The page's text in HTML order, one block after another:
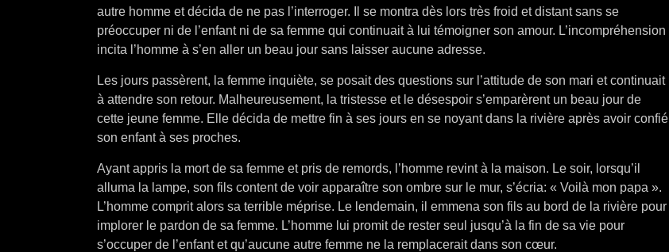
autre homme et décida de ne pas l’interroger. Il se montra dès lors très froid et distant sans se
préoccuper ni de l’enfant ni de sa femme qui continuait à lui témoigner son amour. L’incompréhension
incita l’homme à s’en aller un beau jour sans laisser aucune adresse.
Les jours passèrent, la femme inquiète, se posait des questions sur l’attitude de son mari et continuait
à attendre son retour. Malheureusement, la tristesse et le désespoir s’emparèrent un beau jour de
cette jeune femme. Elle décida de mettre fin à ses jours en se noyant dans la rivière après avoir confié
son enfant à ses proches.
Ayant appris la mort de sa femme et pris de remords, l’homme revint à la maison. Le soir, lorsqu’il
alluma la lampe, son fils content de voir apparaître son ombre sur le mur, s’écria: « Voilà mon papa ».
L’homme comprit alors sa terrible méprise. Le lendemain, il emmena son fils au bord de la rivière pour
implorer le pardon de sa femme. L’homme lui promit de rester seul jusqu’à la fin de sa vie pour
s’occuper de l’enfant et qu’aucune autre femme ne la remplacerait dans son cœur.